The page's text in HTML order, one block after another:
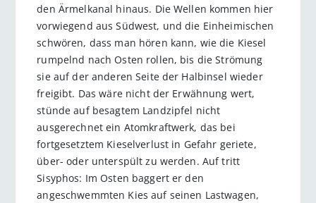
den Ärmelkanal hinaus. Die Wellen kommen hier
vorwiegend aus Südwest, und die Einheimischen
schwören, dass man hören kann, wie die Kiesel
rumpelnd nach Osten rollen, bis die Strömung
sie auf der anderen Seite der Halbinsel wieder
freigibt. Das wäre nicht der Erwähnung wert,
stünde auf besagtem Landzipfel nicht
ausgerechnet ein Atomkraftwerk, das bei
fortgesetztem Kieselverlust in Gefahr geriete,
über- oder unterspült zu werden. Auf tritt
Sisyphos: Im Osten baggert er den
angeschwemmten Kies auf seinen Lastwagen,